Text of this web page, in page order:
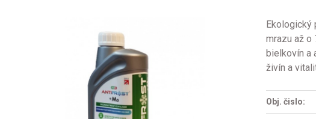
Ekologický
mrazu až o
bielkovín a
živín a
Obj. čislo: